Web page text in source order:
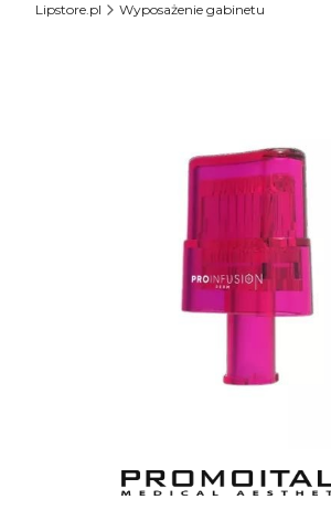
Lipstore.pl Wyposażenie gabinetu